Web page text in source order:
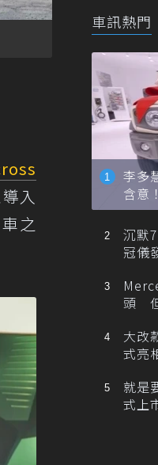
入
之
車訊熱門
李多
含意
忙找
沉默
冠儀
頭
大改
式亮
就是
式上